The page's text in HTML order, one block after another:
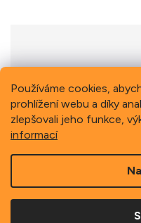
Používáme cookies,
prohlížení webu a díky
zlepšovali jeho funkce,
informací
Previous
Copyright 2026